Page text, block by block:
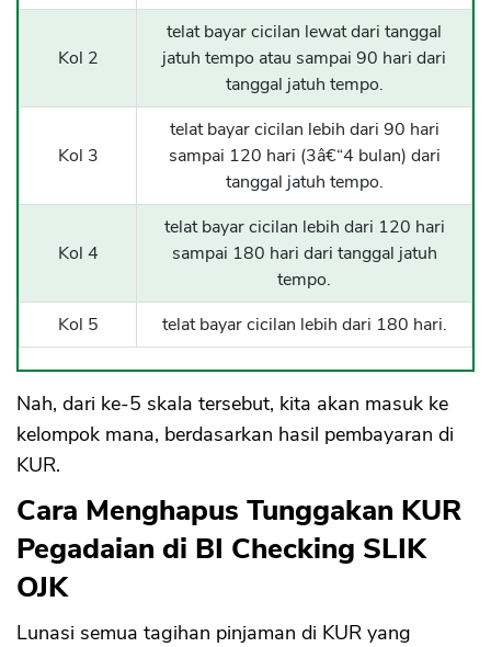
Kol 2
telat bayar cicilan lewat dari tanggal
jatuh tempo atau sampai 90 hari dari
tanggal jatuh tempo.
Kol 3
telat bayar cicilan lebih dari 90 hari
sampai 120 hari (3â€“4 bulan) dari
tanggal jatuh tempo.
Kol 4
telat bayar cicilan lebih dari 120 hari
sampai 180 hari dari tanggal jatuh
tempo.
Kol 5
telat bayar cicilan lebih dari 180 hari.
Nah, dari ke-5 skala tersebut, kita akan masuk ke
kelompok mana, berdasarkan hasil pembayaran di
KUR.
Cara Menghapus Tunggakan KUR
Pegadaian di BI Checking SLIK
OJK
Lunasi semua tagihan pinjaman di KUR yang